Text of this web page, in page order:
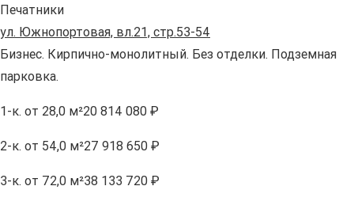
Печатники
ул. Южнопортовая, вл.21, стр.53-54
Бизнес. Кирпично-монолитный. Без отделки. Подземная
парковка.
1-к. от 28,0 м²20 814 080 ₽
2-к. от 54,0 м²27 918 650 ₽
3-к. от 72,0 м²38 133 720 ₽